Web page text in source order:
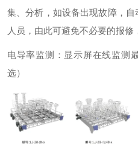
集、分析，如设备出现故障，
人员，由此可避免不必要的报修
电导率监测：显示屏在线监测
选）